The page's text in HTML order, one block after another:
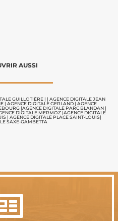
AUSSI
GUILLOTIÈRE | | AGENCE DIGITALE JEAN
| AGENCE DIGITALE GERLAND| AGENCE
|AGENCE DIGITALE PARC BLANDAN |
DIGITALE MERMOZ |AGENCE DIGITALE
| AGENCE DIGITALE PLACE SAINT-LOUIS|
SAXE-GAMBETTA